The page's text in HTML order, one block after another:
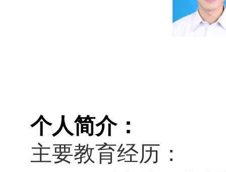
个人简介：
主要教育经历：